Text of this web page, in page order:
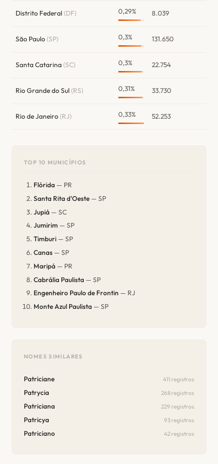
Distrito Federal(DF) 0,29% 8.039
São Paulo(SP) 0,3% 131.650
Santa Catarina (SC) 0,3% 22.754
Rio Grande do Sul(RS) 0,31% 33.730
Rio de Janeiro(RJ) 0,33% 52.253
TOP 10 MUNICÍPIOS
Flórida — PR
Santa Rita d'Oeste — SP
Jupiá — SC
Jumirim — SP
Timburi — SP
Canas — SP
Maripá — PR
Cabrália Paulista — SP
Engenheiro Paulo de Frontin — RJ
Monte Azul Paulista — SP
NOMES SIMILARES
Patriciane 411 registros
Patrycia 268 registros
Patriciana 229 registros
Patricya 93 registros
Patriciano 42 registros